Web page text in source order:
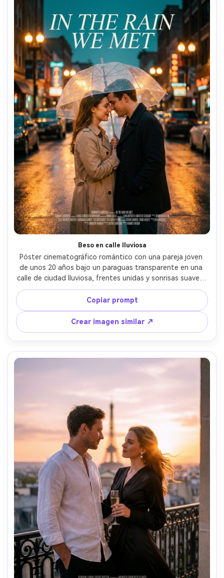
Beso en calle lluviosa
Póster cinematográfico romántico con una pareja joven
de unos 20 años bajo un paraguas transparente en una
calle de ciudad lluviosa, frentes unidas y sonrisas suaves,
reflejos mojados en el asfalto, letreros de neón
desenfocados como bokeh, contraluz cálido de farola,
ella lleva gabardina beige y labial rojo, él lleva abrigo
oscuro de lana, gradación de color teal y ámbar
dramática, composición central con espacio negativo
limpio arriba para el título, grano sutil, capturada con
Sony A7IV 85mm f/1.4, textura ultra realista de piel, look
editorial de póster de alta gama --ar 4:5
Copiar prompt
Crear imagen similar ↗